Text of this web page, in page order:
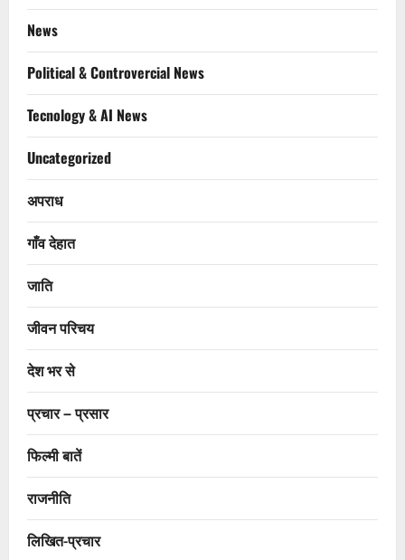
News
Political & Controvercial News
Tecnology & AI News
Uncategorized
अपराध
गाँव देहात
जाति
जीवन परिचय
देश भर से
प्रचार – प्रसार
फिल्मी बातें
राजनीति
लिखित-प्रचार